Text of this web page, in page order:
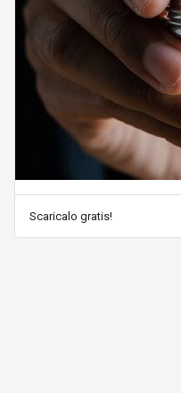
Scaricalo gratis!